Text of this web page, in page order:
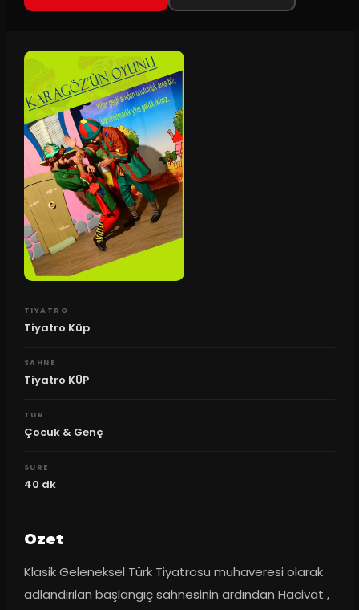
TIYATRO
Tiyatro Küp
SAHNE
Tiyatro KÜP
TUR
Çocuk & Genç
SURE
40 dk
Ozet
Klasik Geleneksel Türk Tiyatrosu muhaveresi olarak
adlandırılan başlangıç sahnesinin ardından Hacivat ,